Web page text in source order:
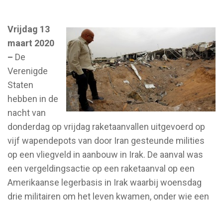
Vrijdag 13
maart 2020
– De
Verenigde
Staten
hebben in de
nacht van
donderdag op vrijdag raketaanvallen uitgevoerd op
vijf wapendepots van door Iran gesteunde milities
op een vliegveld in aanbouw in Irak. De aanval was
een vergeldingsactie op een raketaanval op een
Amerikaanse legerbasis in Irak waarbij woensdag
drie militairen om het leven kwamen, onder wie een